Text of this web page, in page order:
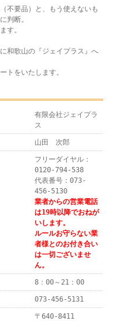
不要品）と、もう使えないも
判断。
す。
和歌山の『ジェイプラス』へ
トをいたします。
有限会社ジェイプラ
ス
山田 次郎
フリーダイヤル：
0120-794-538
代表番号：073-
456-5130
業者からの営業電話
は19時以降でおねが
いします。
ルールお守らない業
者様とのお付き合い
は一切ございませ
ん。
8：00～21：00
073-456-5131
〒640-8411